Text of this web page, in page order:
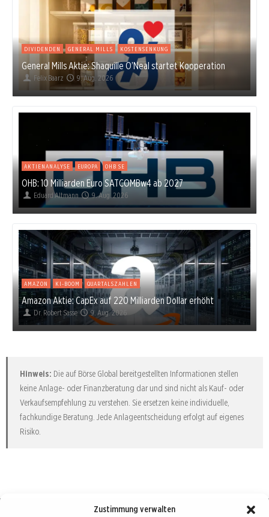
Zustimmung verwalten
DIVIDENDEN GENERAL MILLS KOSTENSENKUNG
General Mills Aktie: Shaquille O’Neal startet Kooperation
Felix Baarz 9. Aug. 2026
AKTIENANALYSE EUROPA OHB SE
OHB: 10 Milliarden Euro SATCOMBw4 ab 2027
Eduard Altmann 9. Aug. 2026
AMAZON KI-BOOM QUARTALSZAHLEN
Amazon Aktie: CapEx auf 220 Milliarden Dollar erhöht
Dr. Robert Sasse 9. Aug. 2026
Hinweis: Die auf Börse Global bereitgestellten Informationen stellen
keine Anlage- oder Finanzberatung dar und sind nicht als Kauf- oder
Verkaufsempfehlung zu verstehen. Sie ersetzen keine individuelle,
fachkundige Beratung. Jede Anlageentscheidung erfolgt auf eigenes
Risiko.